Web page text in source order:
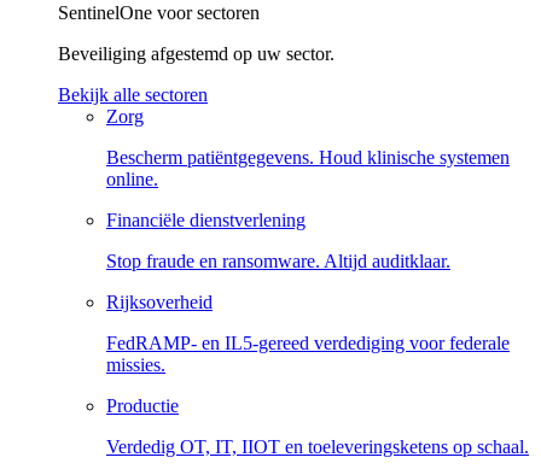
SentinelOne voor sectoren
Beveiliging afgestemd op uw sector.
Bekijk alle sectoren
Zorg
Bescherm patiëntgegevens. Houd klinische systemen
online.
Financiële dienstverlening
Stop fraude en ransomware. Altijd auditklaar.
Rijksoverheid
FedRAMP- en IL5-gereed verdediging voor federale
missies.
Productie
Verdedig OT, IT, IIOT en toeleveringsketens op schaal.